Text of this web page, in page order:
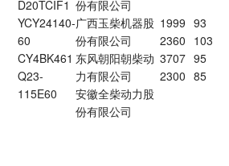
D20TCIF1
YCY24140-
60
CY4BK461
Q23-
115E60
份有限公司
广西玉柴机器股
份有限公司
东风朝阳朝柴动
力有限公司
安徽全柴动力股
份有限公司
1999
2360
3707
2300
93
103
95
85